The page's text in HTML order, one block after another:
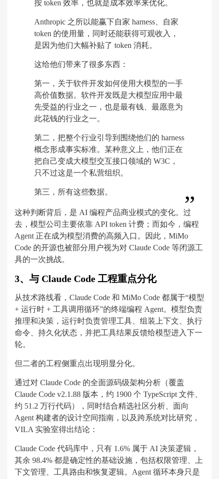
按 token 效率，也就是成本效率来优化。
Anthropic 之所以能赢下自家 harness、自家
token 的使用量，同时还能获得可观收入，
是因为他们大幅补贴了 token 消耗。
这给他们带来了很多东西：
第一，关于软件开发如何使用大模型的一手
高价值数据。软件开发既是大模型应用中最
先受益的行业之一，也是最有钱、最愿意为
此花钱的行业之一。
第二，把整个行业引导到围绕他们的 harness
概念形成事实标准。某种意义上，他们正在
把自己变成大模型交互接口领域的 W3C，
只不过这是一个私营组织。
第三，所有这些数据。
这种判断背后，是 AI 编程产品商业模式的变化。过
去，模型公司主要依靠 API token 计费；而如今，编程
Agent 正在成为模型消费的高频入口。因此，MiMo
Code 的开源也被部分用户视为对 Claude Code 等闭源工
具的一次挑战。
3、与 Claude Code 工程重点分化
从技术路线看，Claude Code 和 MiMo Code 都属于“模型
+ 运行时 + 工具调用循环”的终端编程 Agent。模型负责
推理和决策，运行时负责管理工具、组装上下文、执行
命令、持久化状态，并把工具结果反馈给模型进入下一
轮。
但二者的工程侧重点出现明显分化。
通过对 Claude Code 的全面源码级架构分析（覆盖
Claude Code v2.1.88 版本，约 1900 个 TypeScript 文件、
约 51.2 万行代码），同时结合精选社区分析、面向
Agent 构建者的设计空间指南，以及跨系统对比研究，
VILA 实验室得出结论：
Claude Code 代码库中，只有 1.6% 属于 AI 决策逻辑，
其余 98.4% 都是确定性的基础设施，包括权限管理、上
下文管理、工具路由和恢复逻辑。Agent 循环本身只是